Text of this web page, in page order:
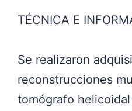
TÉCNICA E
Se realizaron
reconstrucciones
tomógrafo